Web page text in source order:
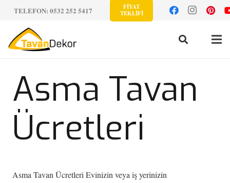
TELEFON: 0532 252 5417
FİYAT
TEKLİFİ
Asma Tavan
Ücretleri
Asma Tavan Ücretleri Evinizin veya iş yerinizin